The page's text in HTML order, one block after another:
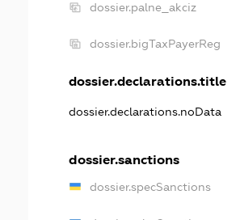
dossier.palne_akciz
dossier.bigTaxPayerReg
dossier.declarations.title
dossier.declarations.noData
dossier.sanctions
dossier.specSanctions